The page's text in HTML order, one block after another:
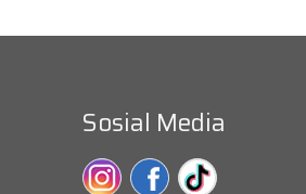
Sosial Media